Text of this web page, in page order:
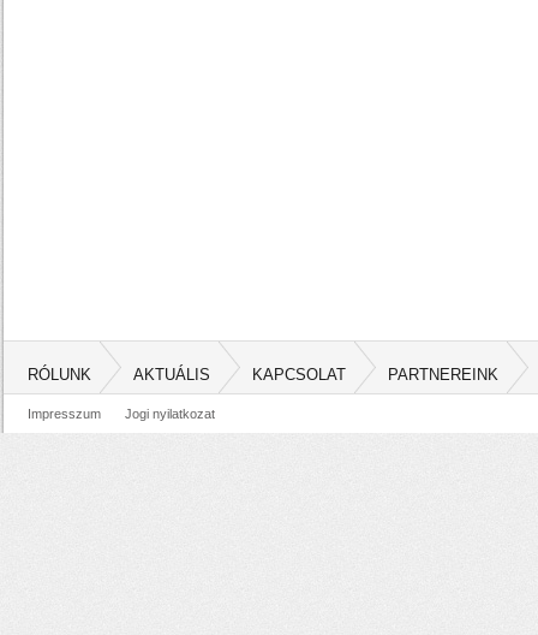
RÓLUNK AKTUÁLIS KAPCSOLAT PARTNEREINK
Impresszum Jogi nyilatkozat